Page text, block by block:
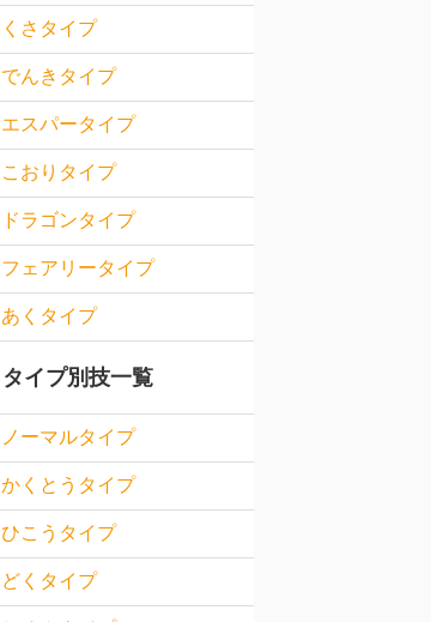
くさタイプ
でんきタイプ
エスパータイプ
こおりタイプ
ドラゴンタイプ
フェアリータイプ
あくタイプ
タイプ別技一覧
ノーマルタイプ
かくとうタイプ
ひこうタイプ
どくタイプ